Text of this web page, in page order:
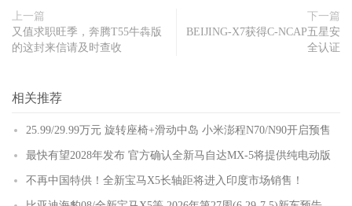
上一篇
又值求职旺季，奔腾T55牛犇版
的这封来信请及时查收
下一篇
BEIJING-X7获得C-NCAP五星安
全认证
相关推荐
25.99/29.99万元 旋转座椅+滑动中岛 小米澎程N70/N90开启预售
最快有望2028年发布 官方确认全新马自达MX-5将提供纯电动版
不再中国特供！全新宝马X5长轴距将进入印度市场销售！